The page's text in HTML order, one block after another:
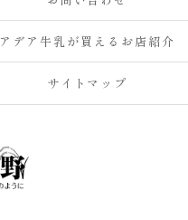
アデア牛乳が買えるお店紹介
サイトマップ